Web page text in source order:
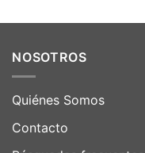
NOSOTROS
Quiénes Somos
Contacto